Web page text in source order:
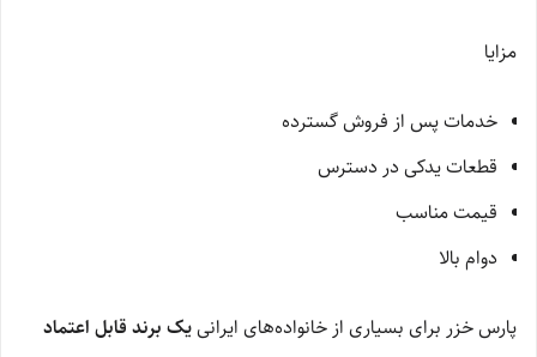
مزایا
خدمات پس از فروش گسترده
قطعات یدکی در دسترس
قیمت مناسب
دوام بالا
پارس خزر برای بسیاری از خانواده‌های ایرانییک برند قابل اعتماد